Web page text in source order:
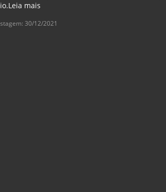
mais
30/12/2021